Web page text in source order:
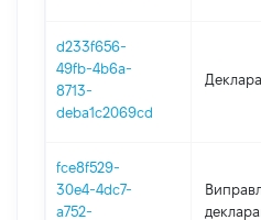
d233f656-
49fb-4b6a-
8713-
deba1c2069cd
fce8f529-
30e4-4dc7-
a752-